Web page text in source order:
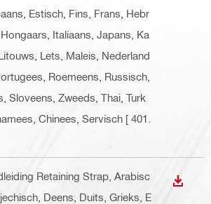
Estisch, Fins, Frans, Hebr
Hongaars, Italiaans, Japans, Ka
Lets, Maleis, Nederland
Roemeens, Russisch,
Sloveens, Zweeds, Thai, Turk
Chinees, Servisch [ 401.
Retaining Strap , Arabisc
Deens, Duits, Grieks, E